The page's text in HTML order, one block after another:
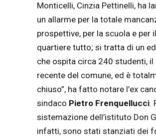
Monticelli, Cinzia Pettinelli, ha
un allarme per la totale
prospettive, per la scuola e per il
quartiere tutto; si tratta di un
che ospita circa 240 studenti, il
recente del comune, ed è
chiuso”, ha fatto notare l’ex
sindaco Pietro Frenquellucci.
sistemazione dell’istituto Don
infatti, sono stati stanziati dei